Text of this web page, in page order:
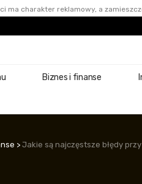
ma charakter reklamowy, a
Biznes i finanse
> Jakie są najczęstsze błędy